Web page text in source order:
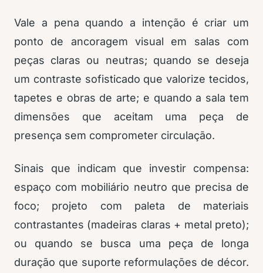
Vale a pena quando a intenção é criar um
ponto de ancoragem visual em salas com
peças claras ou neutras; quando se deseja
um contraste sofisticado que valorize tecidos,
tapetes e obras de arte; e quando a sala tem
dimensões que aceitam uma peça de
presença sem comprometer circulação.
Sinais que indicam que investir compensa:
espaço com mobiliário neutro que precisa de
foco; projeto com paleta de materiais
contrastantes (madeiras claras + metal preto);
ou quando se busca uma peça de longa
duração que suporte reformulações de décor.